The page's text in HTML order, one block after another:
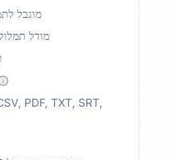
מוגבל לתמלול
מודל